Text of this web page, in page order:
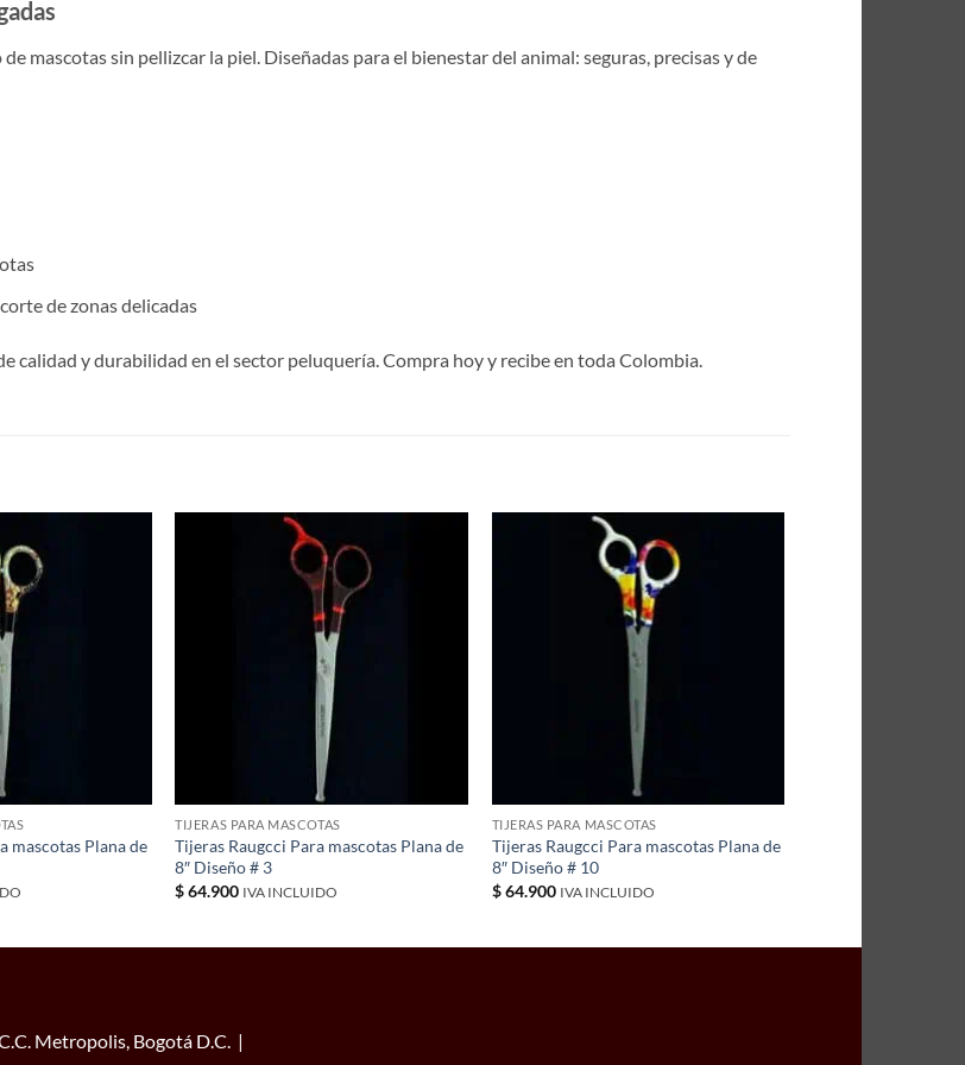
mascotas sin pellizcar la piel. Diseñadas para el bienestar del animal: seguras, precisas y de
de zonas delicadas
calidad y durabilidad en el sector peluquería. Compra hoy y recibe en toda Colombia.
mascotas Plana de
TIJERAS PARA MASCOTAS
Tijeras Raugcci Para mascotas Plana de
8″ Diseño # 3
$64.900 IVA INCLUIDO
TIJERAS PARA MASCOTAS
Tijeras Raugcci Para mascotas Plana de
8″ Diseño # 10
$64.900 IVA INCLUIDO
Metropolis, Bogotá D.C. |